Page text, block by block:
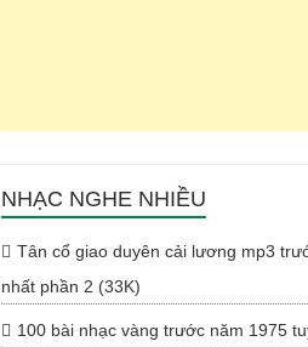
NHẠC NGHE NHIỀU
Tân cổ giao duyên cải lương mp3
nhất phần 2 (33K)
100 bài nhạc vàng trước năm 1975